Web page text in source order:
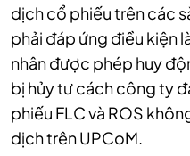
dịch cổ phiếu trên các
phải đáp ứng điều kiện
nhân được phép huy
bị hủy tư cách công ty
phiếu FLC và ROS
dịch trên UPCoM.